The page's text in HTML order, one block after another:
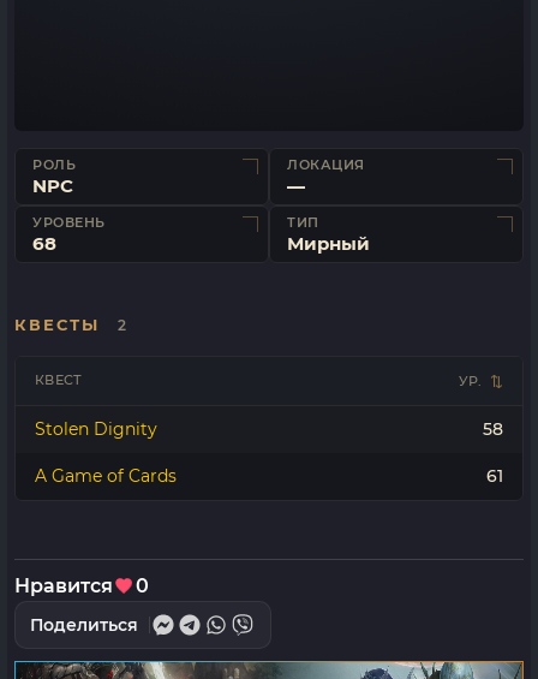
РОЛЬ
NPC
ЛОКАЦИЯ
—
УРОВЕНЬ
68
ТИП
Мирный
КВЕСТЫ 2
КВЕСТ УР.
Stolen Dignity 58
A Game of Cards 61
Нравится 0
Поделиться